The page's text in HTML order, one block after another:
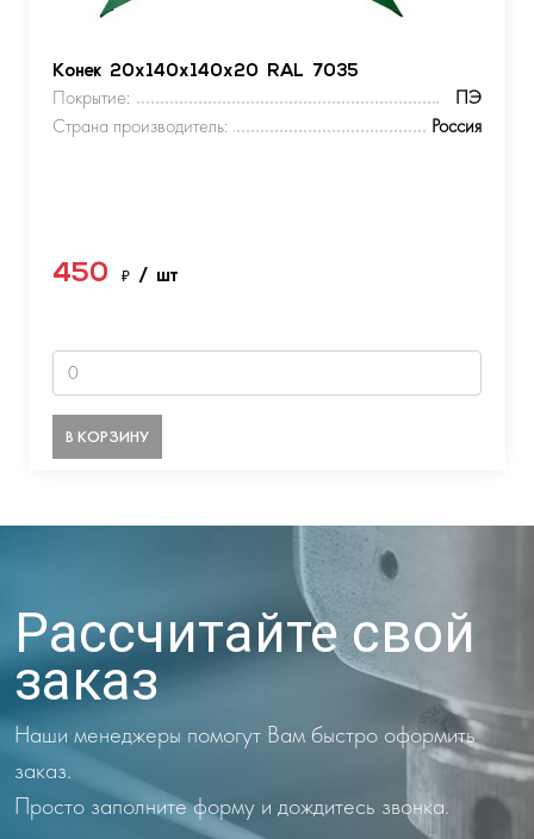
Конек 20х140х140х20 RAL 7035
Покрытие:
ПЭ
Страна производитель:
Россия
450 ₽ / шт
В КОРЗИНУ
Рассчитайте свой
заказ
Наши менеджеры помогут Вам быстро оформить
заказ.
Просто заполните форму и дождитесь звонка.